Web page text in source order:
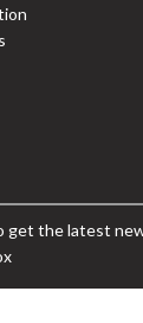
get the latest